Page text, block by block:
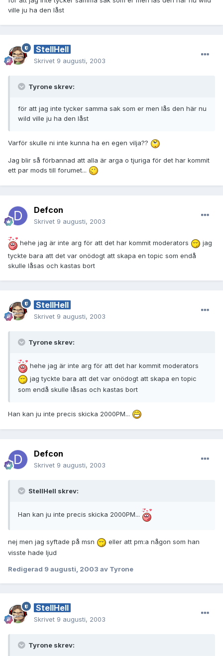
ville ju ha den låst
StellHell
Skrivet 9 augusti, 2003
Tyrone skrev:
för att jag inte tycker samma sak som er men lås den här nu
wild ville ju ha den låst
Varför skulle ni inte kunna ha en egen vilja??
Jag blir så förbannad att alla är arga o tjuriga för det har kommit
ett par mods till forumet...
Defcon
Skrivet 9 augusti, 2003
hehe jag är inte arg för att det har kommit moderators
jag
tyckte bara att det var onödogt att skapa en topic som endå
skulle låsas och kastas bort
StellHell
Skrivet 9 augusti, 2003
Tyrone skrev:
hehe jag är inte arg för att det har kommit moderators
jag tyckte bara att det var onödogt att skapa en topic
som endå skulle låsas och kastas bort
Han kan ju inte precis skicka 2000PM...
Defcon
Skrivet 9 augusti, 2003
StellHell skrev:
Han kan ju inte precis skicka 2000PM...
nej men jag syftade på msn
eller att pm:a någon som han
visste hade ljud
Redigerad 9 augusti, 2003 av Tyrone
StellHell
Skrivet 9 augusti, 2003
Tyrone skrev: